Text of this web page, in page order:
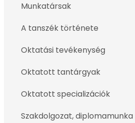
Munkatársak
A tanszék története
Oktatási tevékenység
Oktatott tantárgyak
Oktatott specializációk
Szakdolgozat, diplomamunka